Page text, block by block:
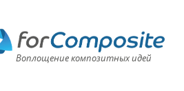
Воплощение композитных идей